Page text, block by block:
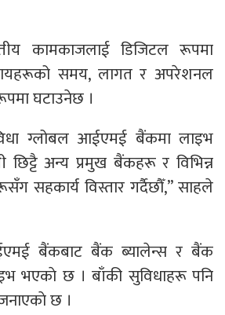
कामकाजलाई डिजिटल रूपमा
समय, लागत र अपरेशनल
घटाउनेछ ।
ग्लोबल आईएमई बैंकमा लाइभ
अन्य प्रमुख बैंकहरू र विभिन्न
सहकार्य विस्तार गर्दैछौँ,” साहले
बैंकबाट बैंक ब्यालेन्स र बैंक
भएकाे छ । बाँकी सुविधाहरू पनि
छ ।